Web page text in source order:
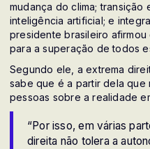
mudança do clima;
inteligência artificial; e
presidente brasileiro
para a superação de todos
Segundo ele, a extrema
sabe que é a partir dela que
pessoas sobre a realidade
“Por isso, em várias
direita não tolera a